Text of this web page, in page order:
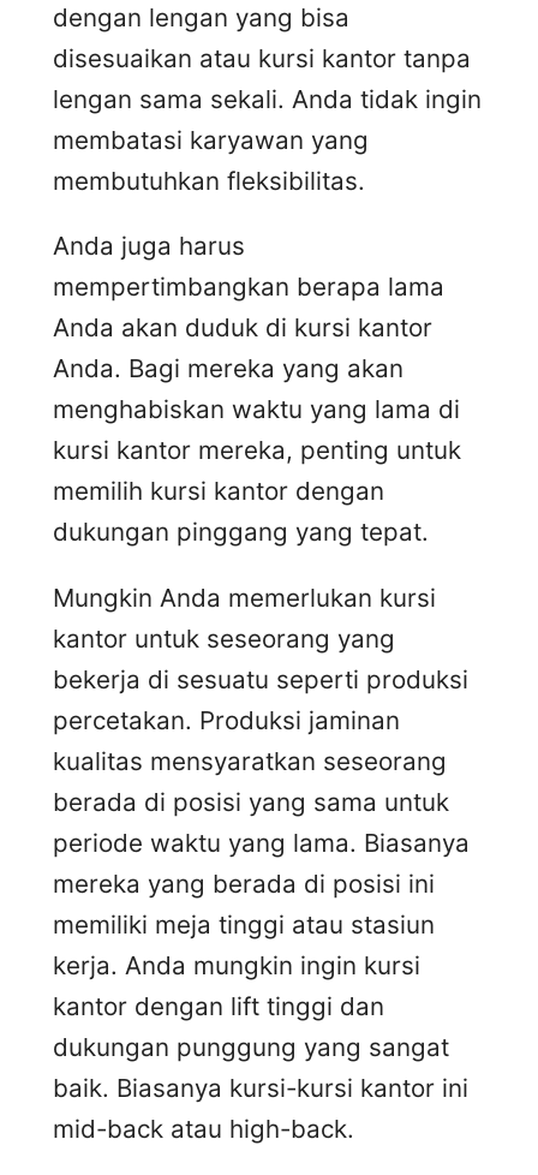
dengan lengan yang bisa
disesuaikan atau kursi kantor tanpa
lengan sama sekali. Anda tidak ingin
membatasi karyawan yang
membutuhkan fleksibilitas.
Anda juga harus
mempertimbangkan berapa lama
Anda akan duduk di kursi kantor
Anda. Bagi mereka yang akan
menghabiskan waktu yang lama di
kursi kantor mereka, penting untuk
memilih kursi kantor dengan
dukungan pinggang yang tepat.
Mungkin Anda memerlukan kursi
kantor untuk seseorang yang
bekerja di sesuatu seperti produksi
percetakan. Produksi jaminan
kualitas mensyaratkan seseorang
berada di posisi yang sama untuk
periode waktu yang lama. Biasanya
mereka yang berada di posisi ini
memiliki meja tinggi atau stasiun
kerja. Anda mungkin ingin kursi
kantor dengan lift tinggi dan
dukungan punggung yang sangat
baik. Biasanya kursi-kursi kantor ini
mid-back atau high-back.